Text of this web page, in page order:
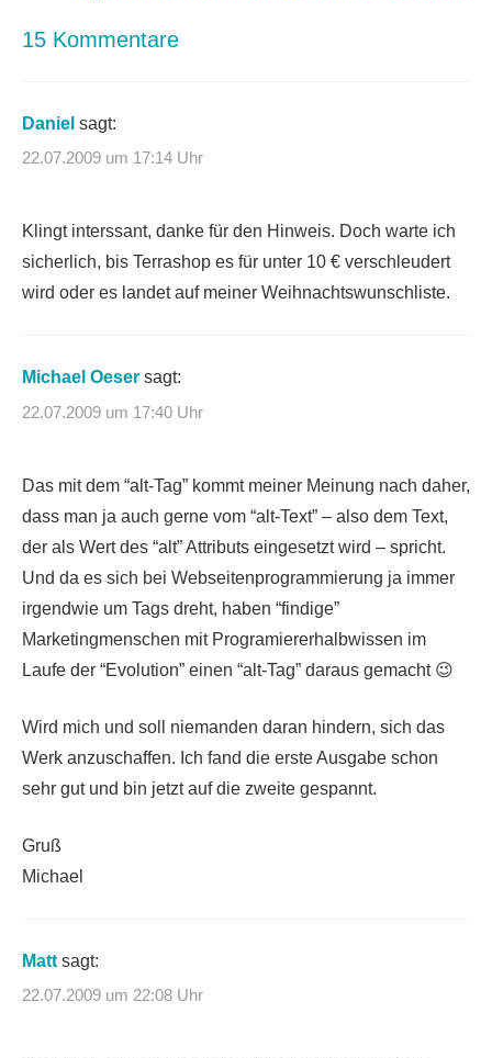
15 Kommentare
Daniel sagt:
22.07.2009 um 17:14 Uhr
Klingt interssant, danke für den Hinweis. Doch warte ich
sicherlich, bis Terrashop es für unter 10 € verschleudert
wird oder es landet auf meiner Weihnachtswunschliste.
Michael Oeser sagt:
22.07.2009 um 17:40 Uhr
Das mit dem “alt-Tag” kommt meiner Meinung nach daher,
dass man ja auch gerne vom “alt-Text” – also dem Text,
der als Wert des “alt” Attributs eingesetzt wird – spricht.
Und da es sich bei Webseitenprogrammierung ja immer
irgendwie um Tags dreht, haben “findige”
Marketingmenschen mit Programiererhalbwissen im
Laufe der “Evolution” einen “alt-Tag” daraus gemacht 😉
Wird mich und soll niemanden daran hindern, sich das
Werk anzuschaffen. Ich fand die erste Ausgabe schon
sehr gut und bin jetzt auf die zweite gespannt.
Gruß
Michael
Matt sagt:
22.07.2009 um 22:08 Uhr